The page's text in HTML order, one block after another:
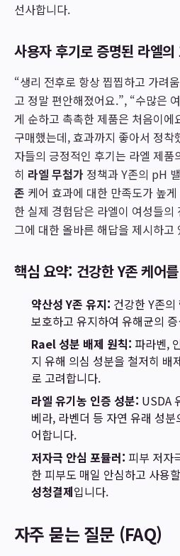
선사합니다.
사용자 후기로 증명된 라엘의
“생리 전후로 항상 찝찝하고 가려
고 정말 편안해졌어요.”, “수많은
게 순하고 촉촉한 제품은 처음이에
구매했는데, 효과까지 좋아서 정착
자들의 긍정적인 후기는 라엘 제
히 라엘 무첨가 정책과 Y존의 pH
존 케어 효과에 대한 만족도가 높
한 실제 경험담은 라엘이 여성들
그에 대한 올바른 해답을 제시하고
핵심 요약: 건강한 Y존 케어
약산성 Y존 유지: 건강한 Y존
보호하고 유지하여 유해균의
Rael 성분 배제 원칙: 파라벤,
지 유해 의심 성분을 철저히 배
로 고려합니다.
라엘 유기농 인증 성분: USDA
베라, 라벤더 등 자연 유래 성
어합니다.
저자극 안심 포뮬러: 피부 저자
한 피부도 매일 안심하고 사용
성청결제입니다.
자주 묻는 질문 (FAQ)